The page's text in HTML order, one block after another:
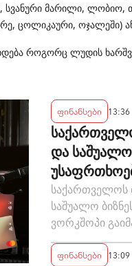
სვანური მარილი,
ცოლიკაური, ოჯალეში)
როგორც ლუდის
ფინანსები 13:36
და საშუალო
საქართველოს
საშუალო
ვორკშოპი
ფინანსები 13:09